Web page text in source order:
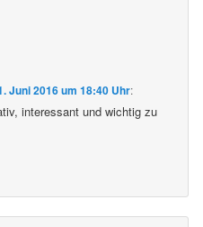
Juni 2016 um 18:40 Uhr:
interessant und wichtig zu